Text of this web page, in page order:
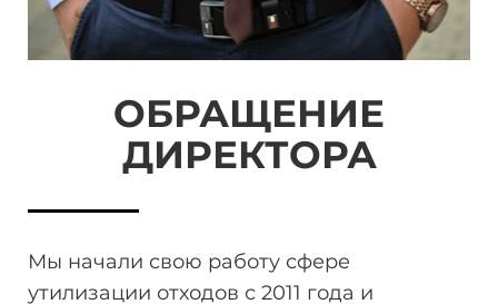
ОБРАЩЕНИЕ
ДИРЕКТОРА
Мы начали свою работу сфере
утилизации отходов с 2011 года и